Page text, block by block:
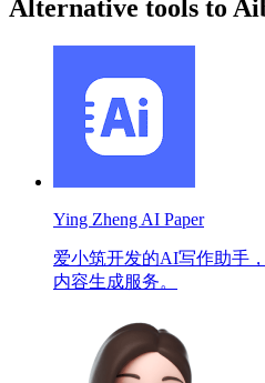
Alternative tools to
Ying Zheng AI Paper
爱小筑开发的AI写作助手
内容生成服务。